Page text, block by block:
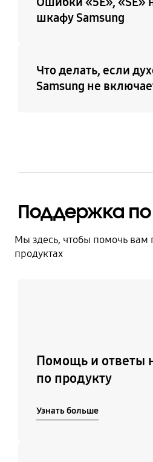
шкафу Samsung
Что делать, если
Samsung не
Поддержка
Мы здесь, чтобы помочь вам
продуктах
Помощь и ответы
по продукту
Узнать больше